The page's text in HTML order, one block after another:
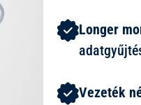
Longer
Vezeték